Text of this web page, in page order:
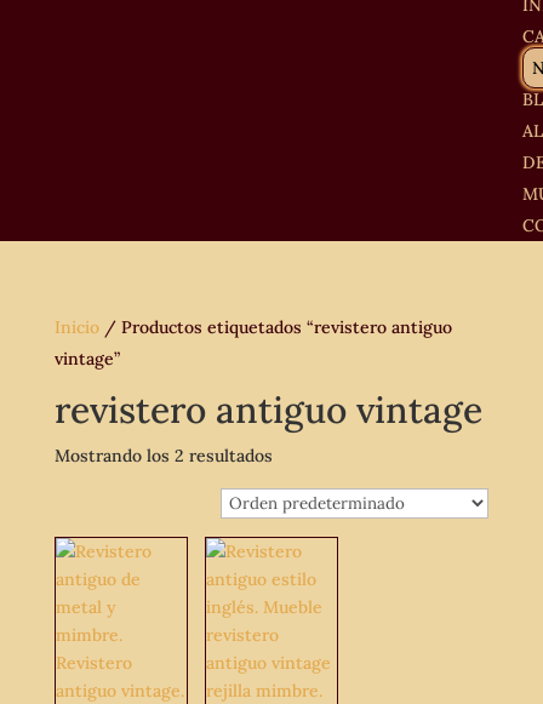
Inicio/ Productos etiquetados “revistero antiguo
vintage”
revistero antiguo vintage
Mostrando los 2 resultados